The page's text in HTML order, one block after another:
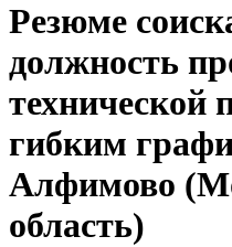
Резюме
должность
технической
гибким
Алфимово
область)